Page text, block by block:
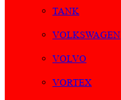
TANK
VOLKSWAGEN
VOLVO
VORTEX